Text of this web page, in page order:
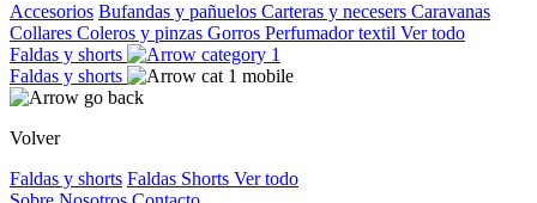
Accesorios Bufandas y pañuelos Carteras y necesers Caravanas
Collares Coleros y pinzas Gorros Perfumador textil Ver todo
Faldas y shorts
Faldas y shorts
Volver
Faldas y shorts Faldas Shorts Ver todo